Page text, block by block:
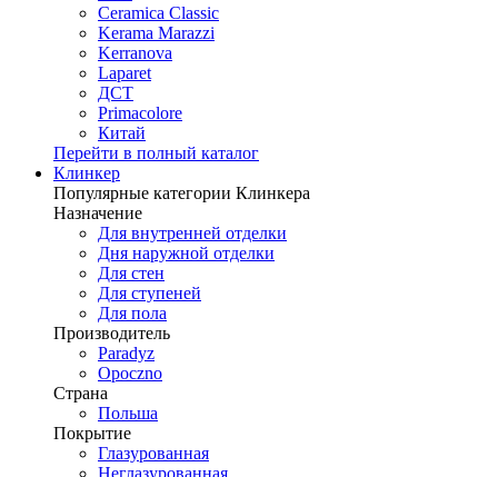
Ceramica Classic
Kerama Marazzi
Kerranova
Laparet
ДСТ
Primacolore
Китай
Перейти в полный каталог
Клинкер
Популярные категории Клинкера
Назначение
Для внутренней отделки
Дня наружной отделки
Для стен
Для ступеней
Для пола
Производитель
Paradyz
Opoczno
Страна
Польша
Покрытие
Глазурованная
Неглазурованная